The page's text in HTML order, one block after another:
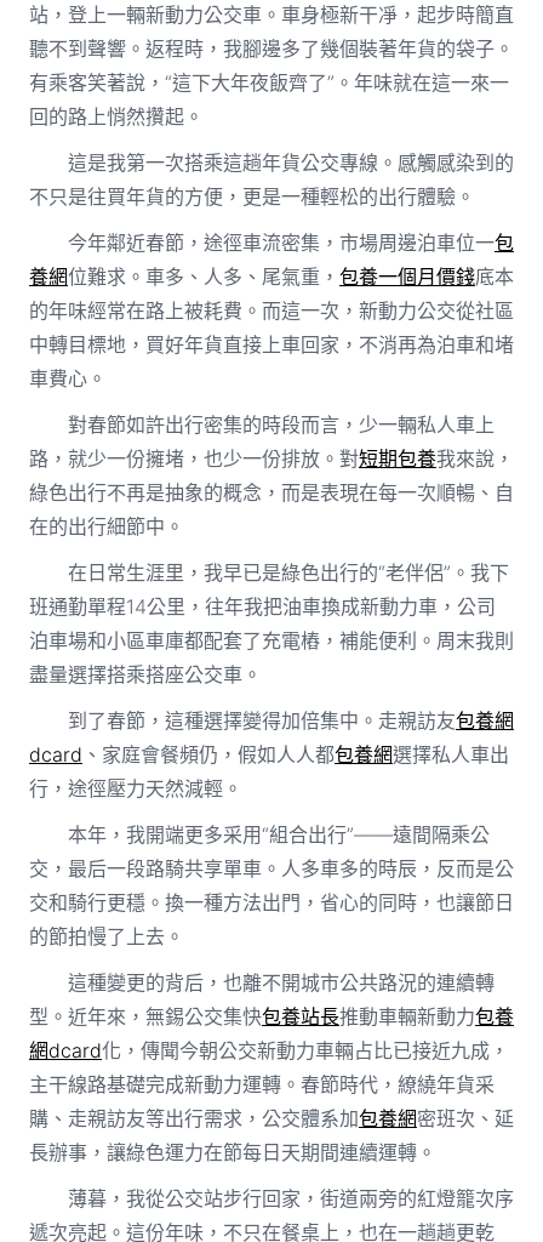
站，登上一輛新動力公交車。車身極新干凈，起步時簡直
聽不到聲響。返程時，我腳邊多了幾個裝著年貨的袋子。
有乘客笑著說，“這下大年夜飯齊了”。年味就在這一來一
回的路上悄然攢起。
這是我第一次搭乘這趟年貨公交專線。感觸感染到的
不只是往買年貨的方便，更是一種輕松的出行體驗。
今年鄰近春節，途徑車流密集，市場周邊泊車位一包
養網位難求。車多、人多、尾氣重， 包養一個月價錢底本
的年味經常在路上被耗費。而這一次，新動力公交從社區
中轉目標地，買好年貨直接上車回家，不消再為泊車和堵
車費心。
對春節如許出行密集的時段而言，少一輛私人車上
路，就少一份擁堵，也少一份排放。對短期包養我來說，
綠色出行不再是抽象的概念，而是表現在每一次順暢、自
在的出行細節中。
在日常生涯里，我早已是綠色出行的“老伴侶”。我下
班通勤單程14公里，往年我把油車換成新動力車，公司
泊車場和小區車庫都配套了充電樁，補能便利。周末我則
盡量選擇搭乘搭座公交車。
到了春節，這種選擇變得加倍集中。走親訪友包養網
dcard 、家庭會餐頻仍，假如人人都包養網選擇私人車出
行，途徑壓力天然減輕。
本年，我開端更多采用“組合出行”——遠間隔乘公
交，最后一段路騎共享單車。人多車多的時辰，反而是公
交和騎行更穩。換一種方法出門，省心的同時，也讓節日
的節拍慢了上去。
這種變更的背后，也離不開城市公共路況的連續轉
型。近年來，無錫公交集快包養站長推動車輛新動力包養
網dcard化，傳聞今朝公交新動力車輛占比已接近九成，
主干線路基礎完成新動力運轉。春節時代，繚繞年貨采
購、走親訪友等出行需求，公交體系加包養網密班次、延
長辦事，讓綠色運力在節每日天期間連續運轉。
薄暮，我從公交站步行回家，街道兩旁的紅燈籠次序
遞次亮起。這份年味，不只在餐桌上，也在一趟趟更乾